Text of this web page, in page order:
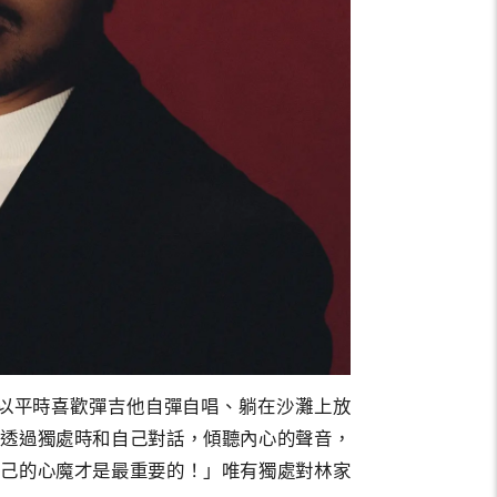
平時喜歡彈吉他自彈自唱、躺在沙灘上放
過獨處時和自己對話，傾聽內心的聲音，
的心魔才是最重要的！」唯有獨處對林家